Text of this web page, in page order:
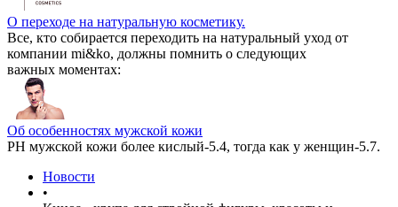
О переходе на натуральную косметику.
Все, кто собирается переходить на натуральный уход от
компании mi&ko, должны помнить о следующих
важных моментах:
Об особенностях мужской кожи
РН мужской кожи более кислый-5.4, тогда как у женщин-5.7.
Новости
•